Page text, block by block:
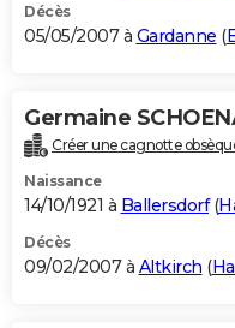
Décès
05/05/2007 à Gardanne (
Germaine
Créer une cagnotte
Naissance
14/10/1921 à Ballersdorf(
Décès
09/02/2007 à Altkirch (